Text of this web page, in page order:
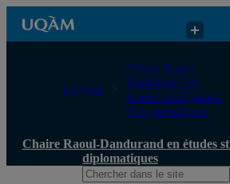
Chaire Raoul-Dandurand en études
UQAM
Chaire Raoul-
Dandurand en
études stratégiques
et diplomatiques
Chaire Raoul-Dandurand en études
diplomatiques